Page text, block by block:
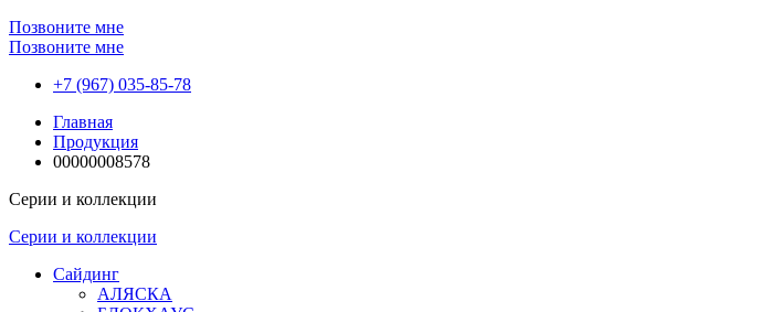
Позвоните мне
Позвоните мне
+7 (967) 035-85-78
Главная
Продукция
00000008578
Серии и коллекции
Серии и коллекции
Сайдинг
АЛЯСКА